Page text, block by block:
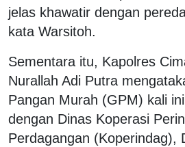
jelas khawatir dengan
kata Warsitoh.
Sementara itu, Kapolres
Nurallah Adi Putra
Pangan Murah (GPM) kali
dengan Dinas Koperasi
Perdagangan (Koperindag),